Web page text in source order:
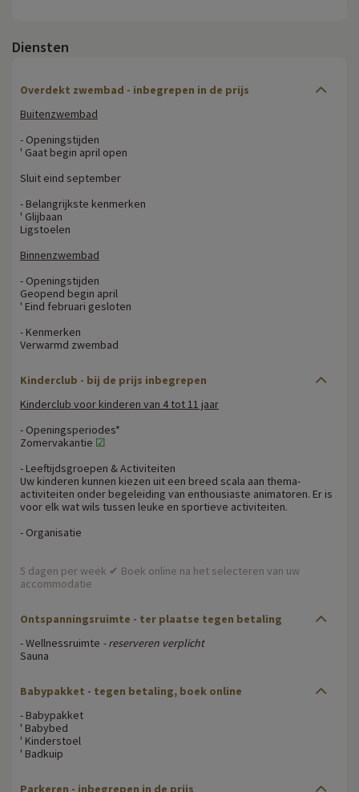
Diensten
Overdekt zwembad - inbegrepen in de prijs
Buitenzwembad
- Openingstijden
' Gaat begin april open
Sluit eind september
- Belangrijkste kenmerken
' Glijbaan
Ligstoelen
Binnenzwembad
- Openingstijden
Geopend begin april
' Eind februari gesloten
- Kenmerken
Verwarmd zwembad
Kinderclub - bij de prijs inbegrepen
Kinderclub voor kinderen van 4 tot 11 jaar
- Openingsperiodes*
Zomervakantie ☑
- Leeftijdsgroepen & Activiteiten
Uw kinderen kunnen kiezen uit een breed scala aan thema-
activiteiten onder begeleiding van enthousiaste animatoren. Er is
voor elk wat wils tussen leuke en sportieve activiteiten.
- Organisatie
5 dagen per week ✔ Boek online na het selecteren van uw
accommodatie
Ontspanningsruimte - ter plaatse tegen betaling
- Wellnessruimte - reserveren verplicht
Sauna
Babypakket - tegen betaling, boek online
- Babypakket
' Babybed
' Kinderstoel
' Badkuip
Parkeren - inbegrepen in de prijs